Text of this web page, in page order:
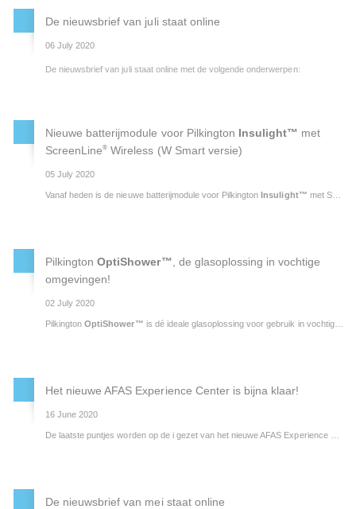
De nieuwsbrief van juli staat online
06 July 2020
De nieuwsbrief van juli staat online met de volgende onderwerpen:
Nieuwe batterijmodule voor Pilkington Insulight™ met
ScreenLine® Wireless (W Smart versie)
05 July 2020
Vanaf heden is de nieuwe batterijmodule voor PilkingtonInsulight™ met ScreenLine® Wireless (W Smart versie) beschikbaar en vervangt daarmee de voorganger.
Pilkington OptiShower™ , de glasoplossing in vochtige
omgevingen!
02 July 2020
PilkingtonOptiShower™ is dé ideale glasoplossing voor gebruik in vochtige omgevingen zoals in badkamers en wellnesscentra.
Het nieuwe AFAS Experience Center is bijna klaar!
16 June 2020
De nieuwsbrief van mei staat online